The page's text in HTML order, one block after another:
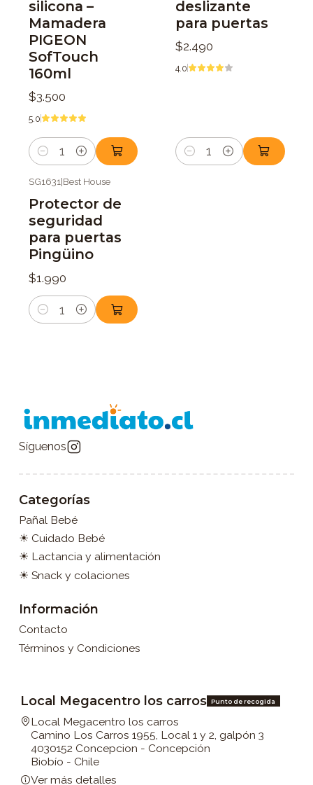
silicona –
Mamadera
PIGEON
SofTouch
160ml
$3.500
5.0
Cantidad
deslizante
para puertas
$2.490
4.0
Cantidad
SG1631|Best House
Protector de
seguridad
para puertas
Pingüino
$1.990
Cantidad
Síguenos
Categorías
Pañal Bebé
☀ Cuidado Bebé
☀ Lactancia y alimentación
☀ Snack y colaciones
Información
Contacto
Términos y Condiciones
Local Megacentro los carros Punto de recogida
Local Megacentro los carros
Camino Los Carros 1955, Local 1 y 2, galpón 3
4030152 Concepcion - Concepción
Biobío - Chile
Ver más detalles